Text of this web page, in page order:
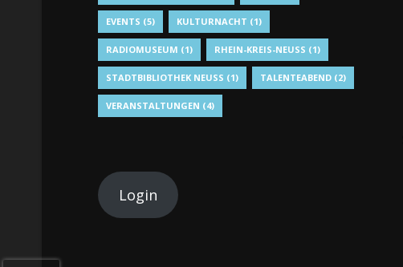
EVENTS (5) KULTURNACHT (1)
RADIOMUSEUM (1) RHEIN-KREIS-NEUSS (1)
STADTBIBLIOTHEK NEUSS (1) TALENTEABEND (2)
VERANSTALTUNGEN (4)
Login